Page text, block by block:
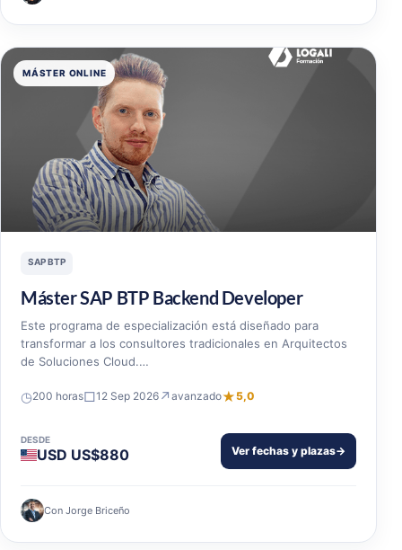
MÁSTER ONLINE
SAP BTP
Máster SAP BTP Backend Developer
Este programa de especialización está diseñado para
transformar a los consultores tradicionales en Arquitectos
de Soluciones Cloud.…
◷200 horas□12 Sep 2026 ↗ avanzado★5,0
DESDE
USD US$880 Ver fechas y plazas→
Con Jorge Briceño